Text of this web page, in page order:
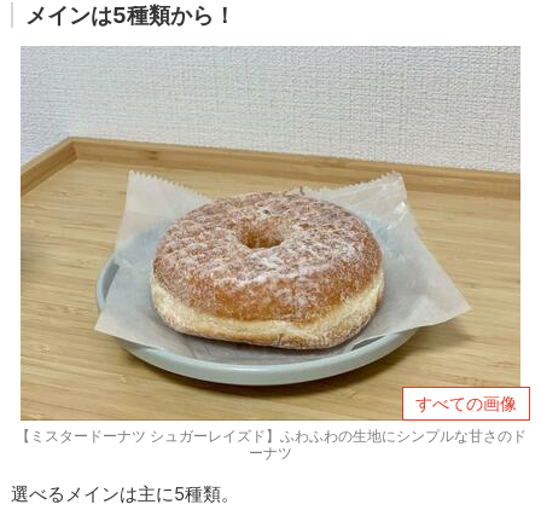
メインは5種類から！
すべての画像
【ミスタードーナツ シュガーレイズド】ふわふわの生地にシンプルな甘さのド
ーナツ
選べるメインは主に5種類。